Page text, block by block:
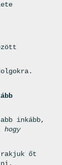
inkább,
rakjuk őt